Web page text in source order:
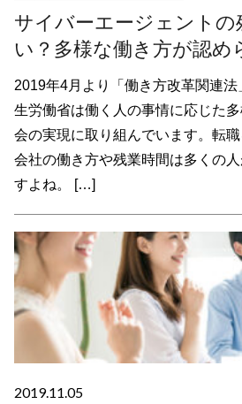
サイバーエージェントの
い？多様な働き方が認め
2019年4月より「働き方改革関連
生労働省は働く人の事情に応じた
会の実現に取り組んでいます。転
会社の働き方や残業時間は多くの
すよね。 […]
2019.11.05